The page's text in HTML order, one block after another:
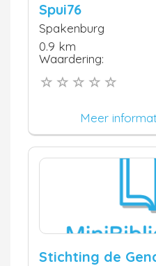
Spui76
Spakenburg
0.9 km
Waardering:
Meer
Stichting de